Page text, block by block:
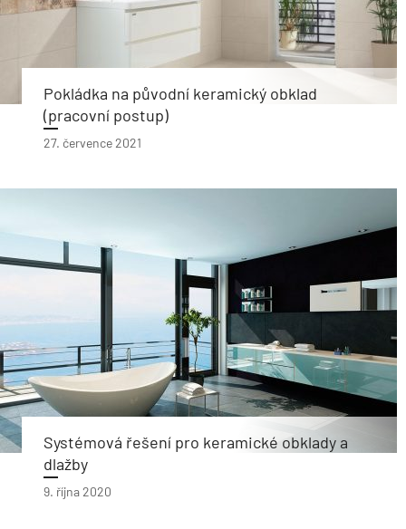
Pokládka na původní keramický obklad
(pracovní postup)
27. července 2021
Systémová řešení pro keramické obklady a
dlažby
9. října 2020